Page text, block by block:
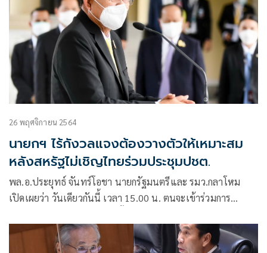
26 พฤศจิกายน 2564
นายกฯ ไร้กังวลแจงต้องวางตัวให้เหมาะสม
หลังสหรัฐไม่เชิญไทยร่วมประชุมปชต.
พล.อ.ประยุทธ์ จันทร์โอชา นายกรัฐมนตรีและ รมว.กลาโหม
เปิดเผยว่า วันเดียวกันนี้ เวลา 15.00 น. ตนจะเข้าร่วมการ